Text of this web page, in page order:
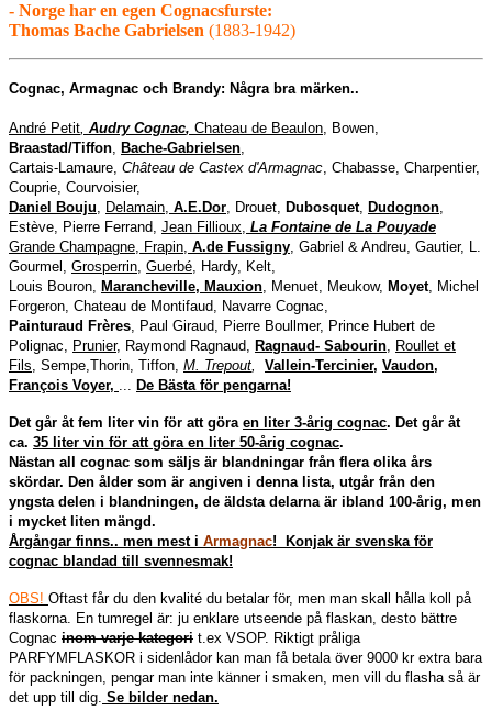
- Norge har en egen Cognacsfurste:
Thomas Bache Gabrielsen (1883-1942)
Cognac, Armagnac och Brandy: Några bra märken..
André Petit Audry Cognac, Chateau de Beaulon , Bowen,
Braastad/Tiffon
Bache-Gabrielsen
Cartais-Lamaure, Château de Castex d'Armagnac , Chabasse, Charpentier,
Couprie, Courvoisier,
Daniel Bouju
Delamain, A.E.Dor , Drouet, Dubosquet, Dudognon
Estève, Pierre Ferrand, Jean Fillioux, La Fontaine de La Pouyade
Grande Champagne, Frapin, A.de Fussigny , Gabriel & Andreu, Gautier, L.
Gourmel, Grosperrin Guerbé , Hardy, Kelt,
Louis Bouron,
Marancheville, Mauxion , Menuet, Meukow, Moyet, Michel
Forgeron, Chateau de Montifaud,
Navarre Cognac,
Painturaud Frères , Paul Giraud, Pierre Boullmer, Prince Hubert de
Polignac,
Prunier, Raymond Ragnaud, Ragnaud- Sabourin
Roullet et
Fils , Sempe,Thorin, Tiffon, M. Trepout Vallein-Tercinier, Vaudon,
François Voyer,
De Bästa för pengarna!
Det går åt fem liter vin för att göra en liter 3-årig cognac. Det går åt
ca. 35 liter vin för att göra en liter 50-årig cognac.
Nästan all cognac som säljs är blandningar från flera olika års
skördar. Den ålder som är angiven i denna lista, utgår från den
yngsta delen i blandningen, de äldsta delarna är ibland 100-årig, men
i mycket liten mängd.
Årgångar finns.. men mest i Armagnac!
Konjak är svenska för
cognac blandad till svennesmak!
OBS! Oftast får du den kvalité du betalar för, men man skall hålla koll på
flaskorna. En tumregel är: ju enklare utseende på flaskan, desto bättre
Cognac inom varje kategori t.ex VSOP. Riktigt pråliga
PARFYMFLASKOR i sidenlådor kan man få betala över 9000 kr extra bara
för packningen, pengar man inte känner i smaken, men vill du flasha så är
det upp till dig. Se bilder nedan.